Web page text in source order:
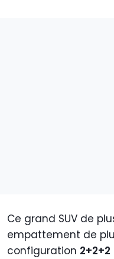
Ce grand SUV de
empattement de
configuration 2+2+2